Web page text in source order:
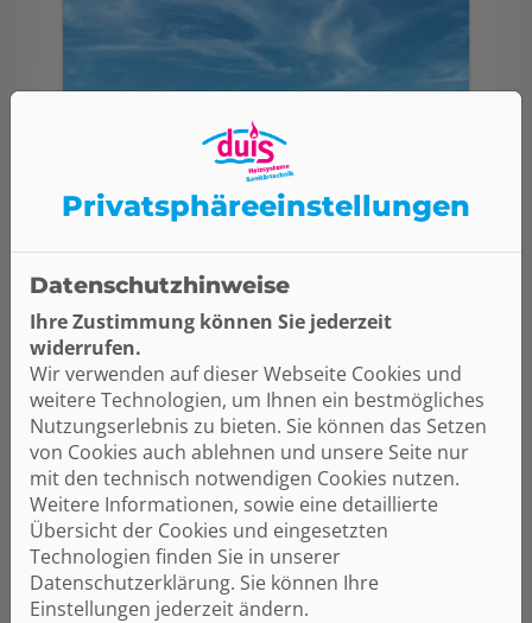
Lüftung
Eine zentrale oder dezentrale
Wohnraumlüftung? Oder eine
Raumklimatisierung? Duis
Anlagentechnik GmbH berät Sie zur
passenden Ergänzung für Ihre
Heizung.
Weiterlesen
Privatsphäre­einstellungen
Datenschutzhinweise
Ihre Zustimmung können Sie jederzeit
widerrufen.
Wir verwenden auf dieser Webseite Cookies und
weitere Technologien, um Ihnen ein bestmögliches
Nutzungserlebnis zu bieten. Sie können das Setzen
von Cookies auch ablehnen und unsere Seite nur
mit den technisch notwendigen Cookies nutzen.
Weitere Informationen, sowie eine detaillierte
Übersicht der Cookies und eingesetzten
Technologien finden Sie in unserer
Datenschutzerklärung. Sie können Ihre
Einstellungen jederzeit ändern.